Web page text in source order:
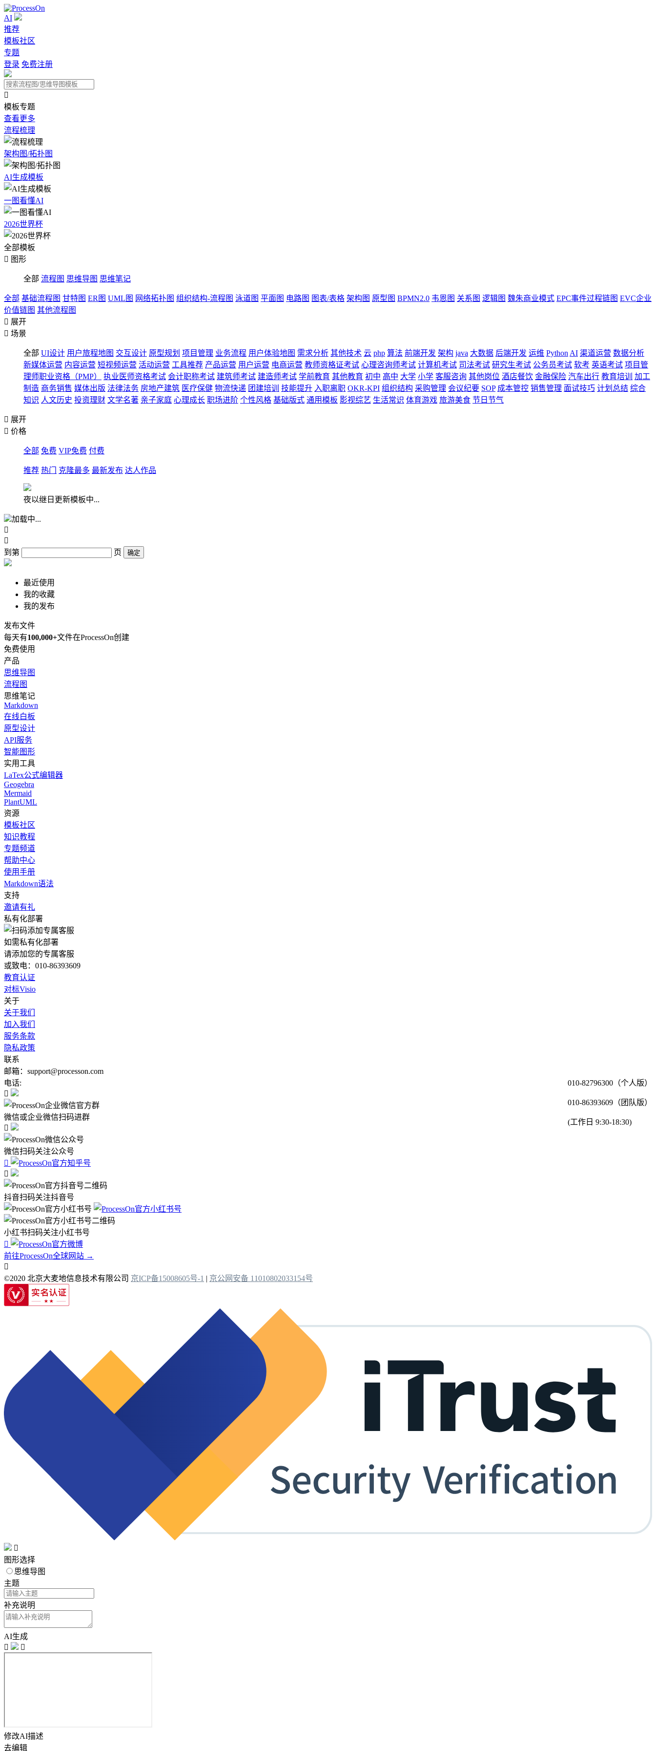
AI
推荐
模板社区
专题
登录 免费注册

模板专题
查看更多
流程梳理
架构图/拓扑图
AI生成模板
一图看懂AI
2026世界杯
全部模板
 图形
全部 流程图 思维导图 思维笔记
全部 基础流程图 甘特图 ER图 UML图 网络拓扑图 组织结构-流程图 泳道图 平面图 电路图 图表/表格 架构图 原型图 BPMN2.0 韦恩图 关系图 逻辑图 魏朱商业模式 EPC事件过程链图 EVC企业
价值链图 其他流程图
 展开
 场景
全部 UI设计 用户旅程地图 交互设计 原型规划 项目管理 业务流程 用户体验地图 需求分析 其他技术 云 php 算法 前端开发 架构 java 大数据 后端开发 运维 Python AI 渠道运营 数据分析
新媒体运营 内容运营 短视频运营 活动运营 工具推荐 产品运营 用户运营 电商运营 教师资格证考试 心理咨询师考试 计算机考试 司法考试 研究生考试 公务员考试 软考 英语考试 项目管
理师职业资格（PMP）
执业医师资格考试 会计职称考试 建筑师考试 建造师考试 学前教育 其他教育 初中 高中 大学 小学 客服咨询 其他岗位 酒店餐饮 金融保险 汽车出行 教育培训
加工
制造 商务销售 媒体出版 法律法务 房地产建筑 医疗保健 物流快递 团建培训 技能提升 入职离职 OKR-KPI 组织结构 采购管理 会议纪要 SOP 成本管控 销售管理 面试技巧 计划总结 综合
知识 人文历史 投资理财 文学名著 亲子家庭 心理成长 职场进阶 个性风格 基础版式 通用模板 影视综艺 生活常识 体育游戏 旅游美食 节日节气
 展开
 价格
全部 免费 VIP免费 付费
推荐 热门 克隆最多 最新发布 达人作品
夜以继日更新模板中...
加载中...


到第
页 确定
最近使用
我的收藏
我的发布
发布文件
每天有100,000+文件在ProcessOn创建
免费使用
产品
思维导图
流程图
思维笔记
Markdown
在线白板
原型设计
API服务
智能图形
实用工具
LaTex公式编辑器
Geogebra
Mermaid
PlantUML
资源
模板社区
知识教程
专题频道
帮助中心
使用手册
Markdown语法
支持
邀请有礼
私有化部署
如需私有化部署
请添加您的专属客服
或致电：010-86393609
教育认证
对标Visio
关于
关于我们
加入我们
服务条款
隐私政策
联系
邮箱：support@processon.com
电话:
010-82796300（个人版）
010-86393609（团队版）
(工作日 9:30-18:30)

微信或企业微信扫码进群

微信扫码关注公众号


抖音扫码关注抖音号
小红书扫码关注小红书号

前往ProcessOn全球网站 →

©2020 北京大麦地信息技术有限公司 京ICP备15008605号-1 | 京公网安备 11010802033154号

图形选择
思维导图
主题
补充说明
AI生成


修改AI描述
去编辑